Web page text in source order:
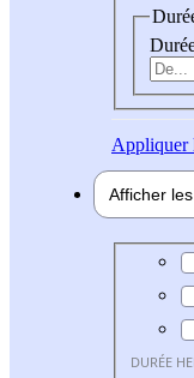
Appliquer
Afficher
Durée
DURÉE